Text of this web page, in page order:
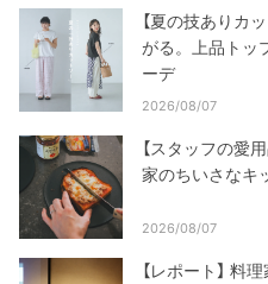
【夏の技ありカ
がる。上品トッ
ーデ
2026/08/07
【スタッフの愛
家のちいさなキ
2026/08/07
【レポート】 料